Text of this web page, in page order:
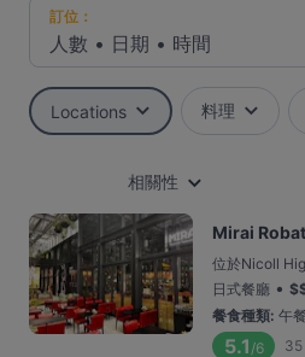
訂位：
人數 • 日期 • 時間
Locations 料理
相關性
Mirai
位於Nicoll
日式餐廳 • $
餐食種類: 午
5.1 /6 35